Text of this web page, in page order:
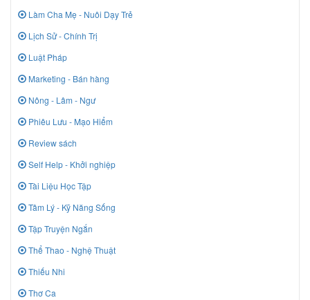
Làm Cha Mẹ - Nuôi Dạy Trẻ
Lịch Sử - Chính Trị
Luật Pháp
Marketing - Bán hàng
Nông - Lâm - Ngư
Phiêu Lưu - Mạo Hiểm
Review sách
Self Help - Khởi nghiệp
Tài Liệu Học Tập
Tâm Lý - Kỹ Năng Sống
Tập Truyện Ngắn
Thể Thao - Nghệ Thuật
Thiếu Nhi
Thơ Ca